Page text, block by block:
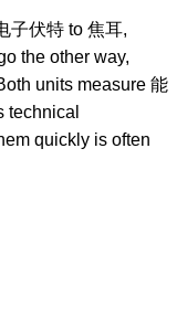
子伏特 to 焦耳,
the other way,
units measure 能
technical
quickly is often